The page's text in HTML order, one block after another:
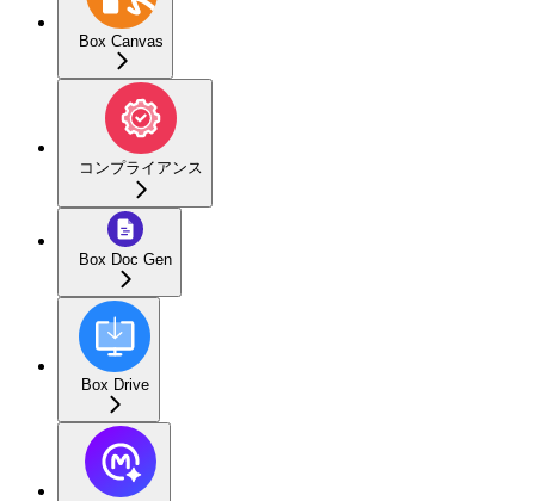
Box Canvas
コンプライアンス
Box Doc Gen
Box Drive